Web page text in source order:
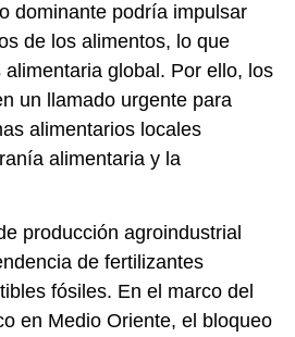
dominante podría impulsar
de los alimentos, lo que
global. Por ello, los
un llamado urgente para
alimentarios locales
alimentaria y la
producción agroindustrial
de fertilizantes
fósiles. En el marco del
en Medio Oriente, el bloqueo